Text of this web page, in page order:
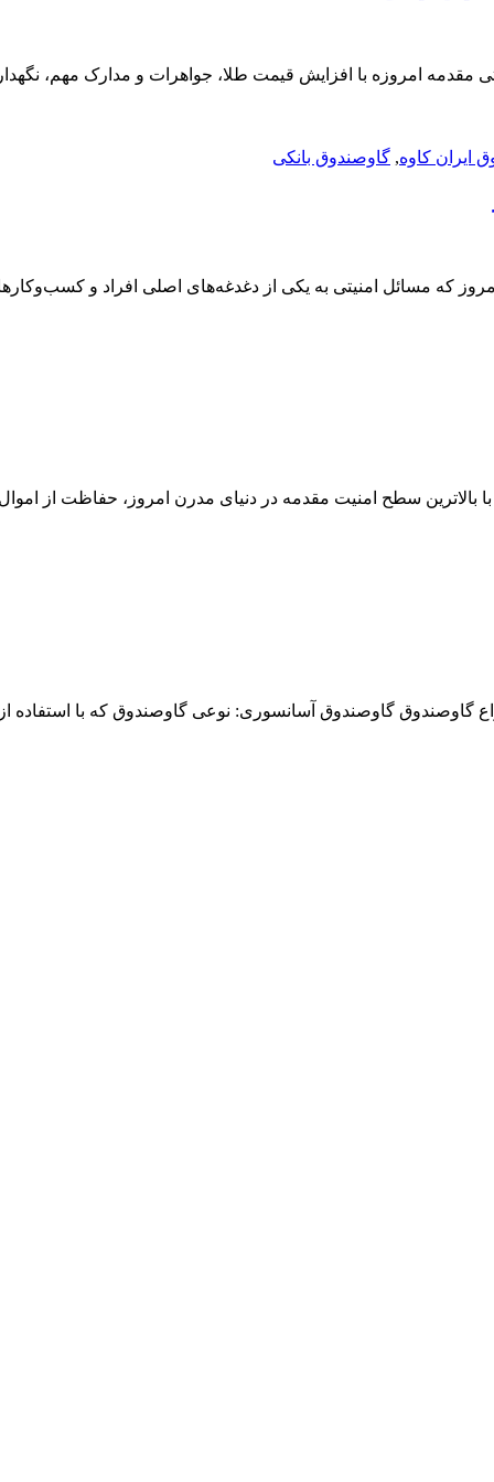
مقدمه امروزه با افزایش قیمت طلا، جواهرات و مدارک مهم،
ایران کاوه, گاوصندوق بانکی
که مسائل امنیتی به یکی از دغدغه‌های اصلی افراد و
سطح امنیت مقدمه در دنیای مدرن امروز، حفاظت از
گاوصندوق گاوصندوق آسانسوری: نوعی گاوصندوق که با استفاده